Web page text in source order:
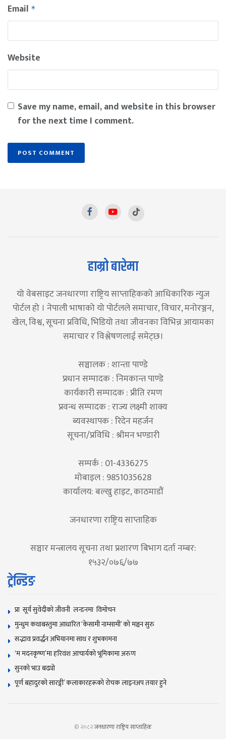
Email *
Website
Save my name, email, and website in this browser
for the next time I comment.
हाम्रो बारेमा
यो वेबसाइट जनधारणा राष्ट्रिय साप्ताहिकको आधिकारिक न्युज
पोर्टल हो । नेपाली भाषाको यो पोर्टलले समाचार, विचार, मनोरञ्जन,
खेल, विश्व, सूचना प्रविधि, भिडियो तथा जीवनका विभिन्न आयामका
समाचार र विश्लेषणलाई समेट्छ।
सञ्चालक : शान्ता पाण्डे
प्रधान सम्पादक : निमकान्त पाण्डे
कार्यकारी सम्पादक : प्रीति रमण
प्रवन्ध सम्पादक : राज्य लक्ष्मी शाक्य
ब्यवस्थापक : रिदेन महर्जन
सूचना/प्रविधि : श्रीमन भण्डारी
सम्पर्क : 01-4336275
मोबाइल : 9851035628
कार्यालय: बल्खु हाइट, काठमाडौं
जनधारणा राष्ट्रिय साप्ताहिक
सञ्चार मन्त्रालय सूचना तथा प्रशारण बिभाग दर्ता नम्बर:
१५३२/०७६/७७
ट्रेन्डिङ
प्रा सूर्य सुवेदीको जीवनी लन्डनमा विमोचन
मुन्धुम कथाबस्तुमा आधारित ‘केसामी नाम्सामी’ काे मञ्चन सुरु
सद्भाव प्रवर्द्धन अभियानमा साथ र शुभकामना
‘म मदनकृष्ण’मा हरिवंश आचार्यको भूमिकामा अरुण
सुनकाे भाउ बढ्याे
पूर्ण बहादुरको सारङ्गी’ कलाकारहरूको रोचक लाइनअप तयार हुने
© २०८२जनधारणा राष्ट्रिय साप्ताहिक